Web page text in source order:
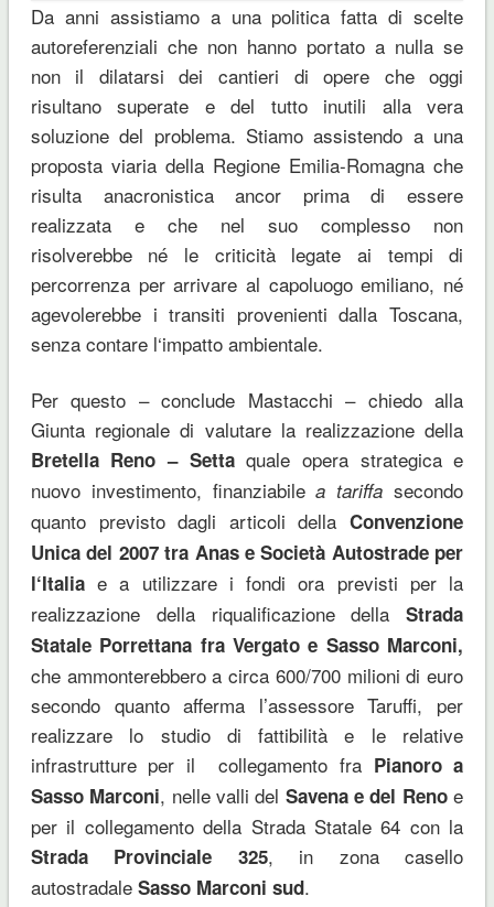
Da anni assistiamo a una politica fatta di scelte
autoreferenziali che non hanno portato a nulla se
non il dilatarsi dei cantieri di opere che oggi
risultano superate e del tutto inutili alla vera
soluzione del problema. Stiamo assistendo a una
proposta viaria della Regione Emilia-Romagna che
risulta anacronistica ancor prima di essere
realizzata e che nel suo complesso non
risolverebbe né le criticità legate ai tempi di
percorrenza per arrivare al capoluogo emiliano, né
agevolerebbe i transiti provenienti dalla Toscana,
senza contare l‘impatto ambientale.
Per questo – conclude Mastacchi – chiedo alla
Giunta regionale di valutare la realizzazione della
Bretella Reno – Settaquale opera strategica e
nuovo investimento, finanziabilea tariffa secondo
quanto previsto dagli articoli dellaConvenzione
Unica del 2007 tra Anas e Società Autostrade per
l‘Italiae a utilizzare i fondi ora previsti per la
realizzazione della riqualificazione dellaStrada
Statale Porrettana fra Vergato e Sasso Marconi,
che ammonterebbero a circa 600/700 milioni di euro
secondo quanto afferma l’assessore Taruffi, per
realizzare lo studio di fattibilità e le relative
infrastrutture per il collegamento fra Pianoro a
Sasso Marconi, nelle valli del Savena e del Renoe
per il collegamento della Strada Statale 64 con la
Strada Provinciale 325, in zona casello
autostradale Sasso Marconi sud.